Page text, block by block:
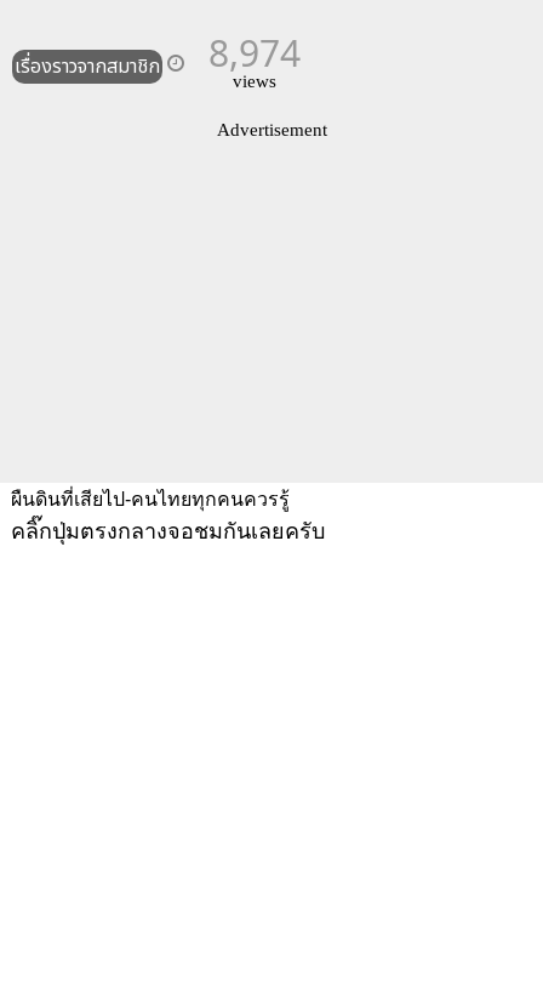
เรื่องราวจากสมาชิก 8,974
views
Advertisement
ผืนดินที่เสียไป-คนไทยทุกคนควรรู้
คลิ๊กปุ่มตรงกลางจอชมกันเลยครับ